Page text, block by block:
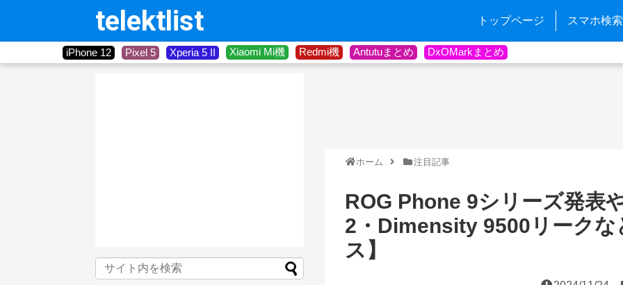
telektlist トップページ スマホ検索
iPhone 12 Pixel 5 Xperia 5 II Xiaomi Mi機 Redmi機 Antutuまとめ DxOMarkまとめ
ホーム 注目記事
ROG Phone 9シリーズ発表
2・Dimensity 9500リークな
ス】